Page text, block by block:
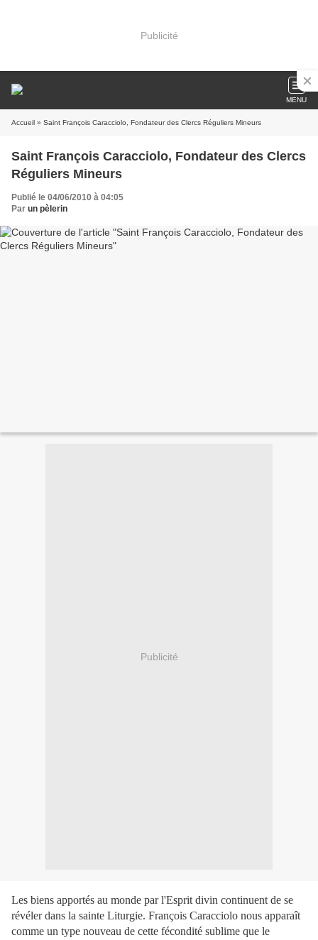
Publicité
MENU
Accueil » Saint François Caracciolo, Fondateur des Clercs Réguliers Mineurs
Saint François Caracciolo, Fondateur des Clercs
Réguliers Mineurs
Publié le 04/06/2010 à 04:05
Par un pèlerin
Publicité
Les biens apportés au monde par l'Esprit divin continuent de se
révéler dans la sainte Liturgie. François Caracciolo nous apparaît
comme un type nouveau de cette fécondité sublime que le